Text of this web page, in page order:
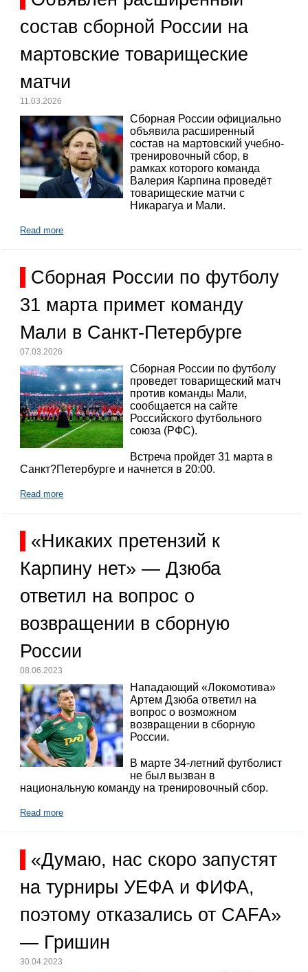
состав сборной России на
мартовские товарищеские
матчи
11.03.2026
Сборная России официально
объявила расширенный
состав на мартовский учебно-
тренировочный сбор, в
рамках которого команда
Валерия Карпина проведёт
товарищеские матчи с
Никарагуа и Мали.
Read more
Сборная России по футболу
31 марта примет команду
Мали в Санкт-Петербурге
07.03.2026
Сборная России по футболу
проведет товарищеский матч
против команды Мали,
сообщается на сайте
Российского футбольного
союза (РФС).
Встреча пройдет 31 марта в
Санкт?Петербурге и начнется в 20:00.
Read more
«Никаких претензий к
Карпину нет» — Дзюба
ответил на вопрос о
возвращении в сборную
России
08.06.2023
Нападающий «Локомотива»
Артем Дзюба ответил на
вопрос о возможном
возвращении в сборную
России.
В марте 34-летний футболист
не был вызван в
национальную команду на тренировочный сбор.
Read more
«Думаю, нас скоро запустят
на турниры УЕФА и ФИФА,
поэтому отказались от CAFA»
— Гришин
30.04.2023